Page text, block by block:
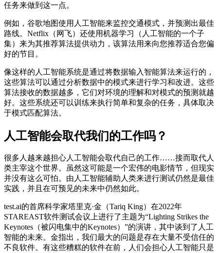
任务来做到这一点。
例如， 谷歌地图使用人工智能来监控交通模式，并预测出最佳
路线。Netflix（网飞）还使用机器学习（人工智能的一个子
集）来为其推荐算法提供动力，该算法用来向您推荐适合您偏
好的节目。
像这样的人工智能系统是通过将数据输入智能算法来运行的，
这些算法可以通过分析数据中的模式来进行学习和改进。这些
算法接收的数据越多，它们对环境的理解和对模式的预测就越
好。这些系统还可以训练来执行简单和复杂的任务，具体取决
于模式匹配算法。
人工智能会取代我们的工作吗？
很多人越来越担心人工智能会取代自己的工作……接而取代人
类主宰这个世界。虽然这可能是一个宏伟的电影情节，但现实
并没有这么可怕。由人工智能辅助人类来进行测试仍然是最佳
实践，并且在可预见的未来中仍然如此。
test.ai的首席科学家塔里克·金（Tariq King）在2022年
STAREAST软件测试会议上进行了主题为“Lighting Strikes the
Keynotes（被闪电集中的Keynotes）”的演讲，其中谈到了人工
智能的未来。金指出，我们最大的问题是存在大量不受信任的
不良软件。有这些糟糕的软件在前，人们会担心人工智能只是